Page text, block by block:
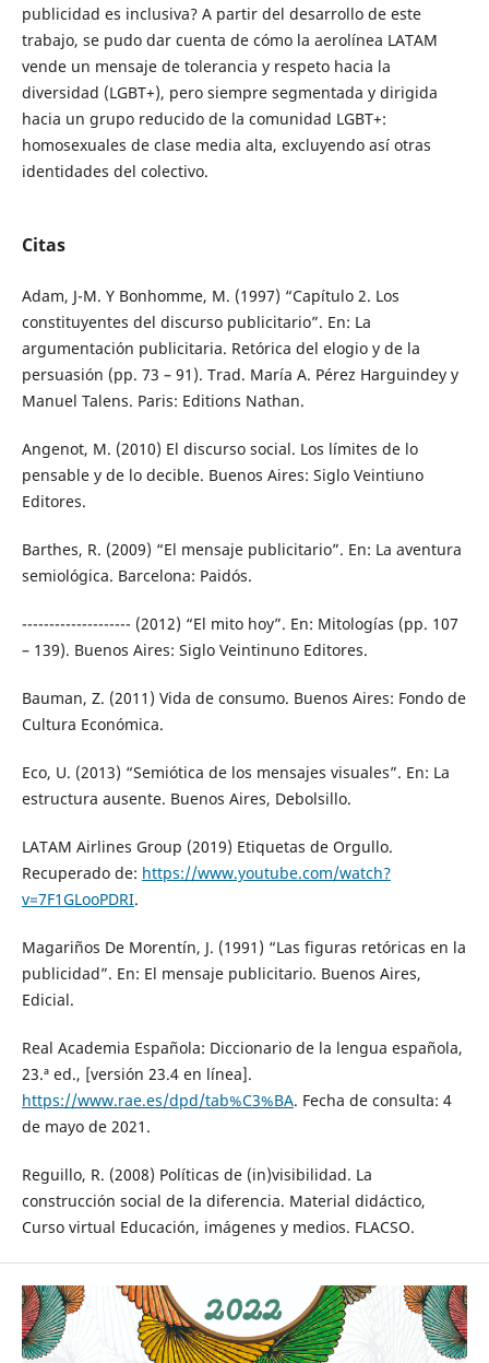
publicidad es inclusiva? A partir del desarrollo de este
trabajo, se pudo dar cuenta de cómo la aerolínea LATAM
vende un mensaje de tolerancia y respeto hacia la
diversidad (LGBT+), pero siempre segmentada y dirigida
hacia un grupo reducido de la comunidad LGBT+:
homosexuales de clase media alta, excluyendo así otras
identidades del colectivo.
Citas
Adam, J-M. Y Bonhomme, M. (1997) “Capítulo 2. Los
constituyentes del discurso publicitario”. En: La
argumentación publicitaria. Retórica del elogio y de la
persuasión (pp. 73 – 91). Trad. María A. Pérez Harguindey y
Manuel Talens. Paris: Editions Nathan.
Angenot, M. (2010) El discurso social. Los límites de lo
pensable y de lo decible. Buenos Aires: Siglo Veintiuno
Editores.
Barthes, R. (2009) “El mensaje publicitario”. En: La aventura
semiológica. Barcelona: Paidós.
-------------------- (2012) “El mito hoy”. En: Mitologías (pp. 107
– 139). Buenos Aires: Siglo Veintinuno Editores.
Bauman, Z. (2011) Vida de consumo. Buenos Aires: Fondo de
Cultura Económica.
Eco, U. (2013) “Semiótica de los mensajes visuales”. En: La
estructura ausente. Buenos Aires, Debolsillo.
LATAM Airlines Group (2019) Etiquetas de Orgullo.
Recuperado de: https://www.youtube.com/watch?
v=7F1GLooPDRI.
Magariños De Morentín, J. (1991) “Las figuras retóricas en la
publicidad”. En: El mensaje publicitario. Buenos Aires,
Edicial.
Real Academia Española: Diccionario de la lengua española,
23.ª ed., [versión 23.4 en línea].
https://www.rae.es/dpd/tab%C3%BA. Fecha de consulta: 4
de mayo de 2021.
Reguillo, R. (2008) Políticas de (in)visibilidad. La
construcción social de la diferencia. Material didáctico,
Curso virtual Educación, imágenes y medios. FLACSO.